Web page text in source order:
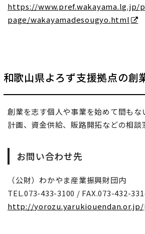
https://www.pref.wakayama.lg.jp/
page/wakayamadesougyo.html
和歌山県よろず支援拠点の創
創業を志す個人や事業を始めて間も
計画、資金供給、販路開拓などの相談
お問い合わせ先
（公財）わかやま産業振興財団内
TEL.073-433-3100 / FAX.073-432-
http://yorozu.yarukiouendan.or.jp/